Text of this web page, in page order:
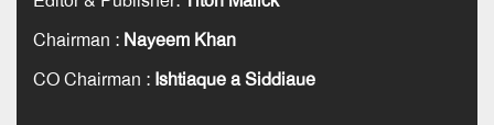
Chairman : Nayeem Khan
CO Chairman : Ishtiaque a Siddiaue